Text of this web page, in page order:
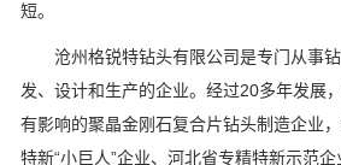
短。
沧州格锐特钻头有限公司是专门从事钻
发、设计和生产的企业。经过20多年发展
有影响的聚晶金刚石复合片钻头制造企业
特新“小巨人”企业、河北省专精特新示范企